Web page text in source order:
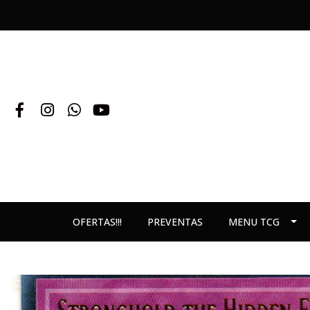
OFERTAS!!! PREVENTAS MENU TCG